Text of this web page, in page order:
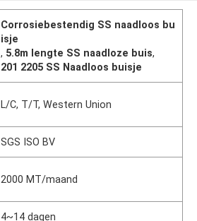
Corrosiebestendig SS naadloos bu
isje
, 5.8m lengte SS naadloze buis,
201 2205 SS Naadloos buisje
L/C, T/T, Western Union
SGS ISO BV
2000 MT/maand
4~14 dagen